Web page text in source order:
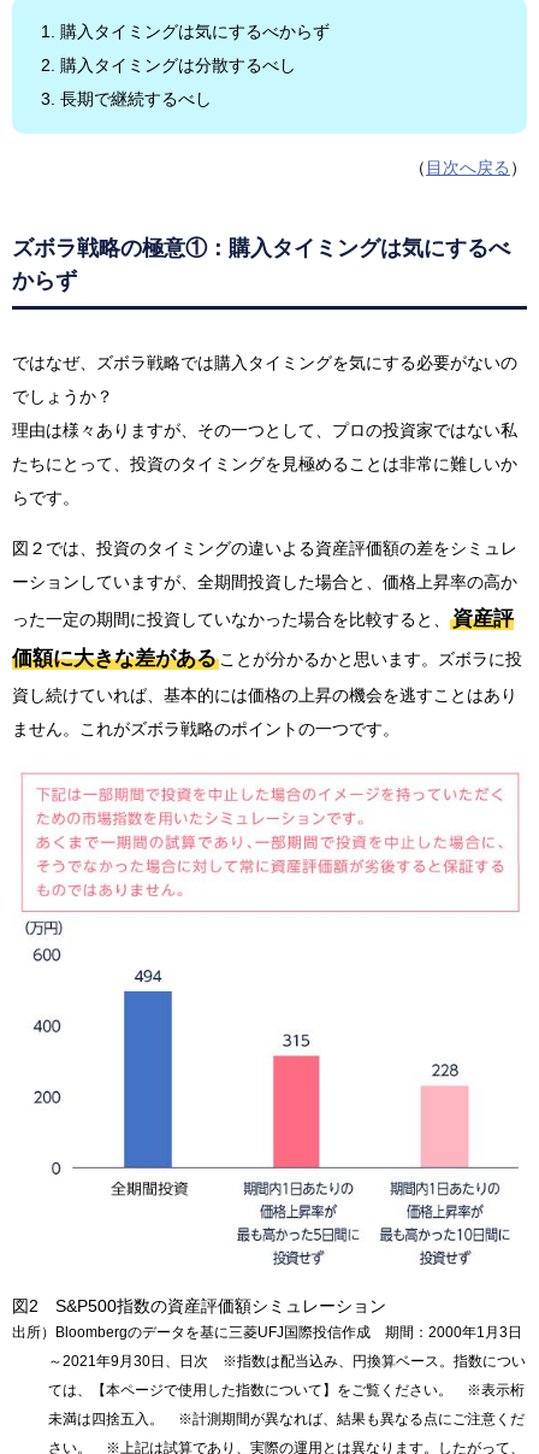
購入タイミングは気にするべからず
購入タイミングは分散するべし
長期で継続するべし
（ 目次へ戻る ）
ズボラ戦略の極意①：購入タイミングは気にするべ
からず
ではなぜ、ズボラ戦略では購入タイミングを気にする必要がないの
でしょうか？
理由は様々ありますが、その一つとして、プロの投資家ではない私
たちにとって、投資のタイミングを見極めることは非常に難しいか
らです。
図２では、投資のタイミングの違いよる資産評価額の差をシミュレ
ーションしていますが、全期間投資した場合と、価格上昇率の高か
った一定の期間に投資していなかった場合を比較すると、
資産評
価額に大きな差があることが分かるかと思います。ズボラに投
資し続けていれば、基本的には価格の上昇の機会を逃すことはあり
ません。これがズボラ戦略のポイントの一つです。
図2 S&P500指数の資産評価額シミュレーション
出所）Bloombergのデータを基に三菱UFJ国際投信作成 期間：2000年1月3日
～2021年9月30日、日次 ※指数は配当込み、円換算ベース。指数につい
ては、【本ページで使用した指数について】をご覧ください。 ※表示桁
未満は四捨五入。 ※計測期間が異なれば、結果も異なる点にご注意くだ
さい。 ※上記は試算であり、実際の運用とは異なります。したがって、